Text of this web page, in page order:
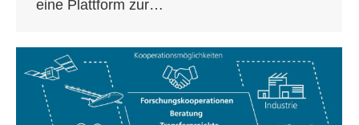
eine Plattform zur…